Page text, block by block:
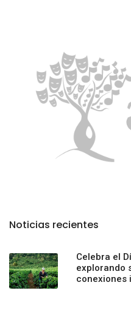
Noticias recientes
Celebra el
explorando
conexiones